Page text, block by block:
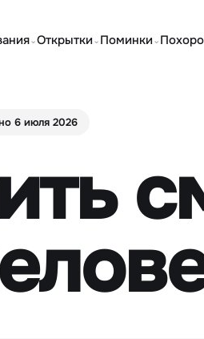
⌄Открытки ⌄ Поминки ⌄
6 июля 2026